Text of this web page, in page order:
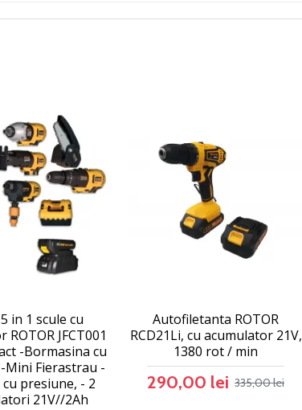
in 1 scule cu
JFCT001
-Bormasina cu
Mini Fierastrau -
presiune, - 2
21V//2Ah
Autofiletanta ROTOR
RCD21Li, cu acumulator 21V,
1380 rot / min
290,00 lei 335,00 lei